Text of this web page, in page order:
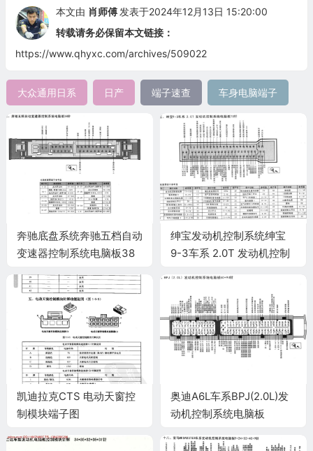
本文由 肖师傅 发表于2024年12月13日 15:20:00
转载请务必保留本文链接：
https://www.qhyxc.com/archives/509022
大众通用日系 日产 端子速查 车身电脑端子
奔驰底盘系统奔驰五档自动
变速器控制系统电脑板38
绅宝发动机控制系统绅宝
9-3车系 2.0T 发动机控制
凯迪拉克CTS 电动天窗控
制模块端子图
奥迪A6L车系BPJ(2.0L)发
动机控制系统电脑板